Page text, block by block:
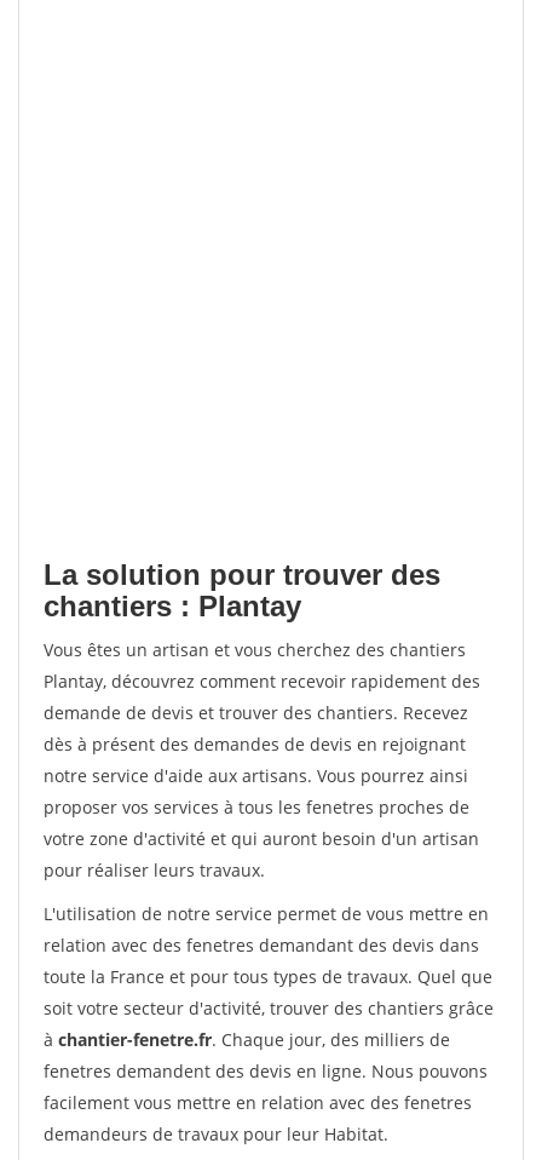
La solution pour trouver des
chantiers : Plantay
Vous êtes un artisan et vous cherchez des chantiers
Plantay, découvrez comment recevoir rapidement des
demande de devis et trouver des chantiers. Recevez
dès à présent des demandes de devis en rejoignant
notre service d'aide aux artisans. Vous pourrez ainsi
proposer vos services à tous les fenetres proches de
votre zone d'activité et qui auront besoin d'un artisan
pour réaliser leurs travaux.
L'utilisation de notre service permet de vous mettre en
relation avec des fenetres demandant des devis dans
toute la France et pour tous types de travaux. Quel que
soit votre secteur d'activité, trouver des chantiers grâce
à chantier-fenetre.fr. Chaque jour, des milliers de
fenetres demandent des devis en ligne. Nous pouvons
facilement vous mettre en relation avec des fenetres
demandeurs de travaux pour leur Habitat.